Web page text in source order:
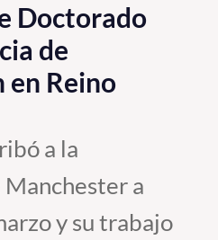
Doctorado
de
en Reino
a la
a
y su trabajo